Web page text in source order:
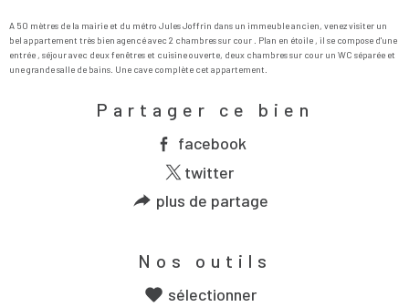
A 50 mètres de la mairie et du métro Jules Joffrin dans un immeuble ancien, venez visiter un
bel appartement très bien agencé avec 2 chambres sur cour . Plan en étoile , il se compose d'une
entrée , séjour avec deux fenêtres et cuisine ouverte, deux chambres sur cour un WC séparée et
Partager ce bien
facebook
twitter
plus de partage
Nos outils
sélectionner